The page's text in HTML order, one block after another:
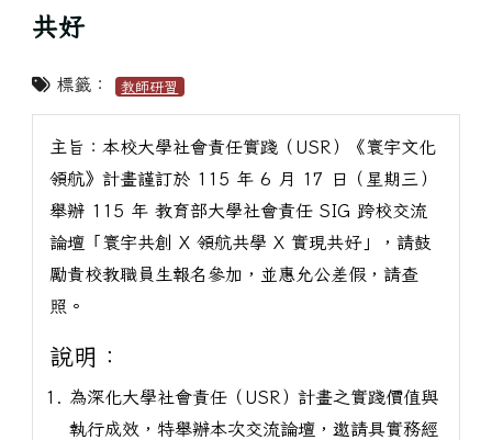
共好
標籤： 教師研習
主旨：本校大學社會責任實踐（USR）《寰宇文化
領航》計畫謹訂於 115 年 6 月 17 日（星期三）
舉辦 115 年 教育部大學社會責任 SIG 跨校交流
論壇「寰宇共創 X 領航共學 X 實現共好」，請鼓
勵貴校教職員生報名參加，並惠允公差假，請查
照。
說明：
為深化大學社會責任（USR）計畫之實踐價值與
執行成效，特舉辦本次交流論壇，邀請具實務經